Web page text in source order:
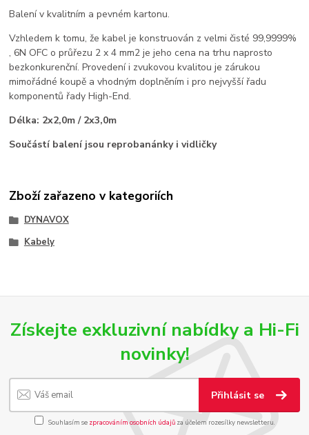
Balení v kvalitním a pevném kartonu.
Vzhledem k tomu, že kabel je konstruován z velmi čisté 99,9999%
, 6N OFC o průřezu 2 x 4 mm2 je jeho cena na trhu naprosto
bezkonkurenční. Provedení i zvukovou kvalitou je zárukou
mimořádné koupě a vhodným doplněním i pro nejvyšší řadu
komponentů řady High-End.
Délka: 2x2,0m / 2x3,0m
Součástí balení jsou reprobanánky i vidličky
Zboží zařazeno v kategoriích
DYNAVOX
Kabely
Získejte exkluzivní nabídky a Hi-Fi
novinky!
Přihlásit se
Souhlasím se zpracováním osobních údajůza účelem rozesílky newsletteru.